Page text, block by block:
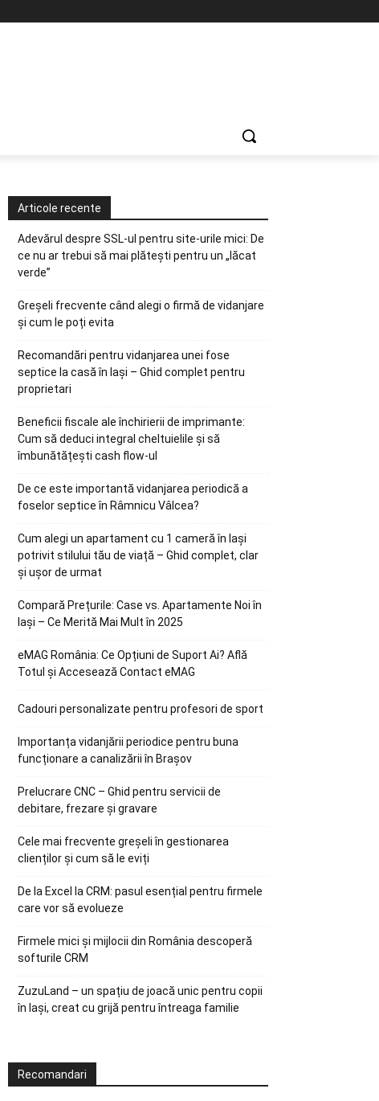
Articole recente
Adevărul despre SSL-ul pentru site-urile mici: De
ce nu ar trebui să mai plătești pentru un „lăcat
verde”
Greșeli frecvente când alegi o firmă de vidanjare
și cum le poți evita
Recomandări pentru vidanjarea unei fose
septice la casă în Iași – Ghid complet pentru
proprietari
Beneficii fiscale ale închirierii de imprimante:
Cum să deduci integral cheltuielile și să
îmbunătățești cash flow-ul
De ce este importantă vidanjarea periodică a
foselor septice în Râmnicu Vâlcea?
Cum alegi un apartament cu 1 cameră în Iași
potrivit stilului tău de viață – Ghid complet, clar
și ușor de urmat
Compară Prețurile: Case vs. Apartamente Noi în
Iași – Ce Merită Mai Mult în 2025
eMAG România: Ce Opțiuni de Suport Ai? Află
Totul și Accesează Contact eMAG
Cadouri personalizate pentru profesori de sport
Importanța vidanjării periodice pentru buna
funcționare a canalizării în Brașov
Prelucrare CNC – Ghid pentru servicii de
debitare, frezare și gravare
Cele mai frecvente greșeli în gestionarea
clienților și cum să le eviți
De la Excel la CRM: pasul esențial pentru firmele
care vor să evolueze
Firmele mici și mijlocii din România descoperă
softurile CRM
ZuzuLand – un spațiu de joacă unic pentru copii
în Iași, creat cu grijă pentru întreaga familie
Recomandari